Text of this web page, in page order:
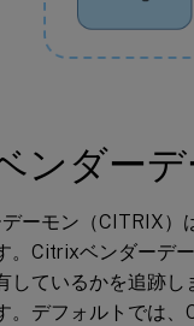
ンダー
ーモン（CITRIX）
。Citrixベンダーデ
しているかを追跡
。デフォルトでは